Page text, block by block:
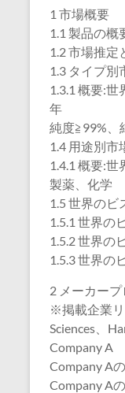
1 市場概要
1.1 製品の概
1.2 市場推定
1.3 タイプ別
1.3.1 概要:
年
純度≧99%、
1.4 用途別市
1.4.1 概要:
製薬、化学
1.5 世界の
1.5.1 世界の
1.5.2 世界の
1.5.3 世界の
2 メーカー
※掲載企業リ
Sciences、
Company A
Company A
Company A